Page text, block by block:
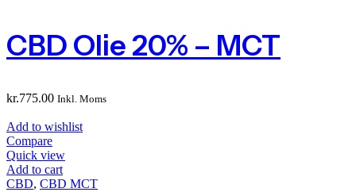
CBD Olie 20% – MCT
kr.775.00 Inkl. Moms
Add to wishlist
Compare
Quick view
Add to cart
CBD, CBD MCT